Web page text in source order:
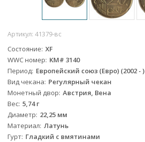
Артикул: 41379-вс
Состояние XF
WWC номер KM# 3140
Период Европейский союз (Евро) (2002 - )
Вид чекана Регулярный чекан
Монетный двор Австрия, Вена
Вес 5,74 г
Диаметр 22,25 мм
Материал Латунь
Гурт Гладкий с вмятинами